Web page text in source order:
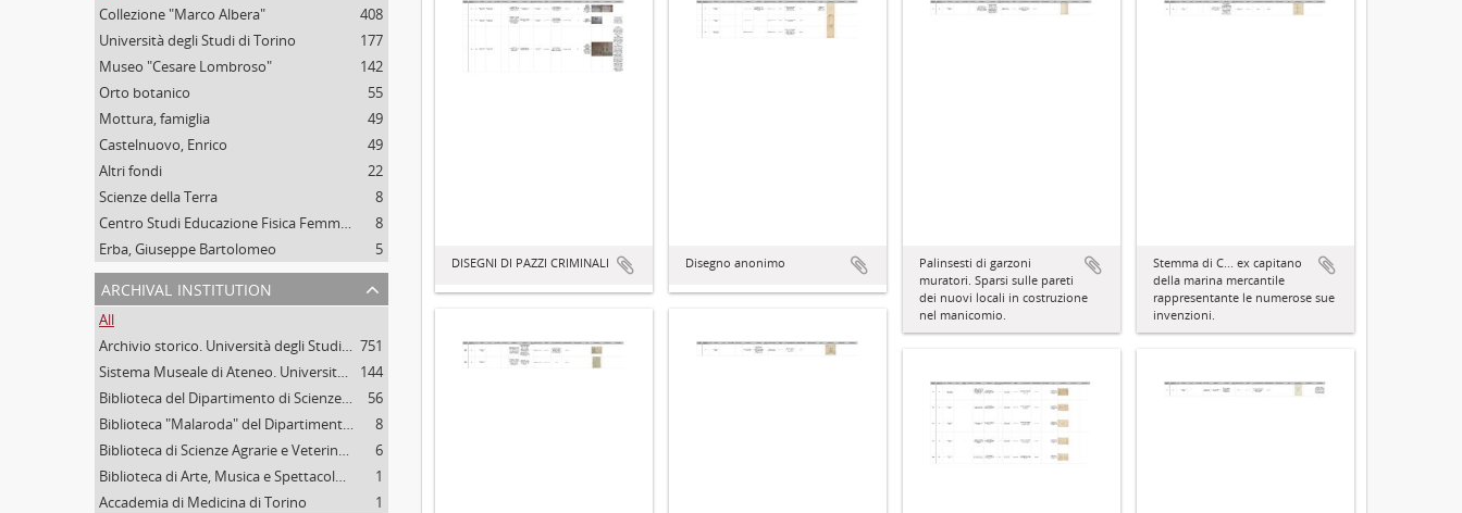
Collezione "Marco Albera"
408
Università degli Studi di Torino
177
Museo "Cesare Lombroso"
142
Orto botanico
55
Mottura, famiglia
49
Castelnuovo, Enrico
49
Altri fondi
22
Scienze della Terra
8
Centro Studi Educazione Fisica Femminile - CSEFF
8
Erba, Giuseppe Bartolomeo
5
archival institution
All
Archivio storico. Università degli Studi di Torino 751
Sistema Museale di Ateneo. Università degli Studi di Torino
144
Biblioteca del Dipartimento di Scienze della vita e Biologia dei sistemi. Sede di Biologia vegetale. Università degli studi di Torino
56
Biblioteca "Malaroda" del Dipartimento di Scienze della Terra. Università degli Studi di Torino
8
Biblioteca di Scienze Agrarie e Veterinarie. Università degli Studi di Torino
6
Biblioteca di Arte, Musica e Spettacolo. Università degli Studi di Torino
1
Accademia di Medicina di Torino
1
DISEGNI DI PAZZI CRIMINALI Disegno anonimo
Palinsesti di garzoni
muratori. Sparsi sulle pareti
dei nuovi locali in costruzione
nel manicomio.
Stemma di C... ex capitano
della marina mercantile
rappresentante le numerose sue
invenzioni.